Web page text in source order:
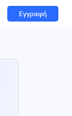
Εγγραφή